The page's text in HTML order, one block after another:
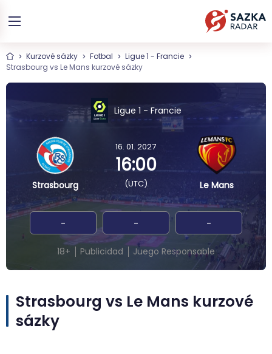
Kurzové sázky Fotbal
Ligue 1 - Francie
Strasbourg vs Le Mans kurzové sázky
Ligue 1 - Francie
Strasbourg
16. 01. 2027
16:00
(UTC) Le Mans
- - -
18+ Publicidad Juego Responsable
Strasbourg vs Le Mans kurzové
sázky